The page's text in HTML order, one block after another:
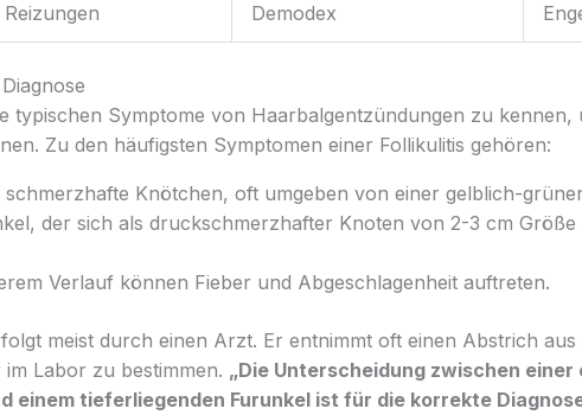
Demodex
typischen Symptome von Haarbalgentzündungen zu kennen,
Zu den häufigsten Symptomen einer Follikulitis gehören:
schmerzhafte Knötchen, oft umgeben von einer gelblich-
der sich als druckschmerzhafter Knoten von 2-3 cm
Verlauf können Fieber und Abgeschlagenheit auftreten.
meist durch einen Arzt. Er entnimmt oft einen Abstrich aus
Labor zu bestimmen. „Die Unterscheidung zwischen
einem tieferliegenden Furunkel ist für die korrekte